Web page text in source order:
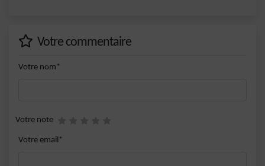
Votre commentaire
Votre nom*
Votre note
Votre email*